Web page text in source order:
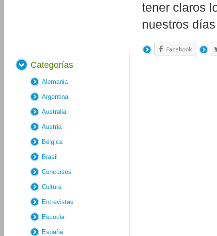
tener claros
nuestros
Facebook
Categorías
Alemania
Argentina
Australia
Austria
Bélgica
Brasil
Concursos
Cultura
Entrevistas
Escocia
España